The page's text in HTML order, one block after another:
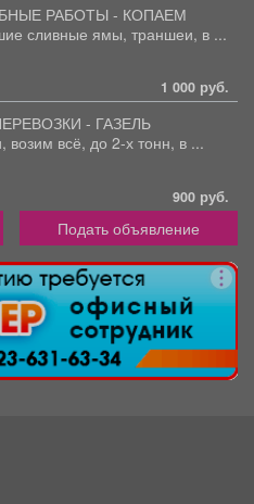
РАБОТЫ - КОПАЕМ
сливные ямы, траншеи, в ...
1 000 руб.
- ГАЗЕЛЬ
возим всё, до 2-х тонн, в ...
900 руб.
Подать объявление